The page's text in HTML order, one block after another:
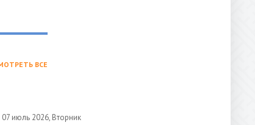
ВСЕ
07 июль 2026, Вторник